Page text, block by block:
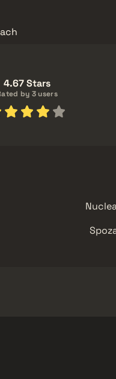
4.67 Stars
by 3 users